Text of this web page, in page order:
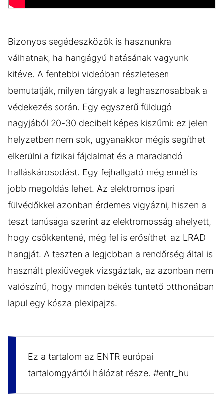
Bizonyos segédeszközök is hasznunkra
válhatnak, ha hangágyú hatásának vagyunk
kitéve. A fentebbi videóban részletesen
bemutatják, milyen tárgyak a leghasznosabbak a
védekezés során. Egy egyszerű füldugó
nagyjából 20-30 decibelt képes kiszűrni: ez jelen
helyzetben nem sok, ugyanakkor mégis segíthet
elkerülni a fizikai fájdalmat és a maradandó
halláskárosodást. Egy fejhallgató még ennél is
jobb megoldás lehet. Az elektromos ipari
fülvédőkkel azonban érdemes vigyázni, hiszen a
teszt tanúsága szerint az elektromosság ahelyett,
hogy csökkentené, még fel is erősítheti az LRAD
hangját. A teszten a legjobban a rendőrség által is
használt plexiüvegek vizsgáztak, az azonban nem
valószínű, hogy minden békés tüntető otthonában
lapul egy kósza plexipajzs.
Ez a tartalom az ENTR európai
tartalomgyártói hálózat része. #entr_hu